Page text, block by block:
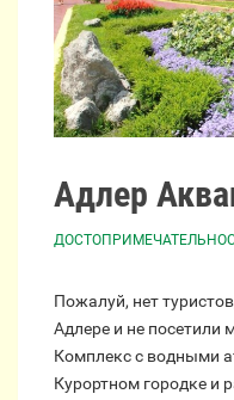
Адлер
Пожалуй, нет
Адлере и не посетили
Комплекс с водными
Курортном городке и